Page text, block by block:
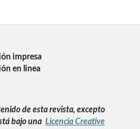
impresa
en linea
de esta revista, excepto
bajo una Licencia Creative